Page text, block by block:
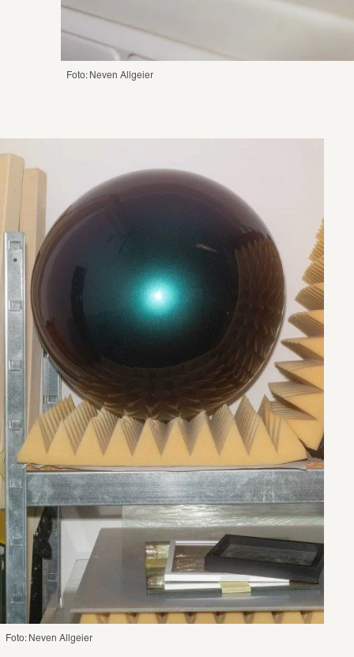
Foto: Neven Allgeier
Foto: Neven Allgeier